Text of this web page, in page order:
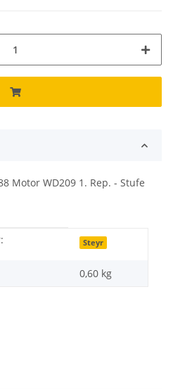
Motor WD209 1. Rep. - Stufe
Steyr
0,60 kg